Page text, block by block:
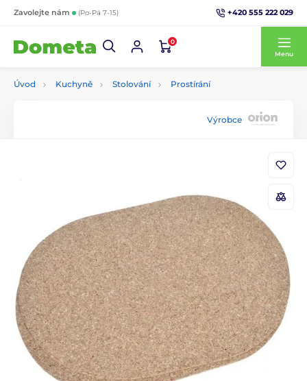
Zavolejte nám (Po-Pá 7-15) +420 555 222 029
0
Menu
Úvod Kuchyně Stolování Prostírání
Výrobce